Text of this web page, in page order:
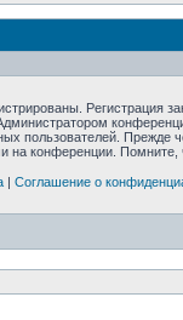
Регистрация
пользователей. Прежде
на конференции.
| Соглашение о